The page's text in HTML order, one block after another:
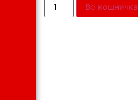
Во кошничка